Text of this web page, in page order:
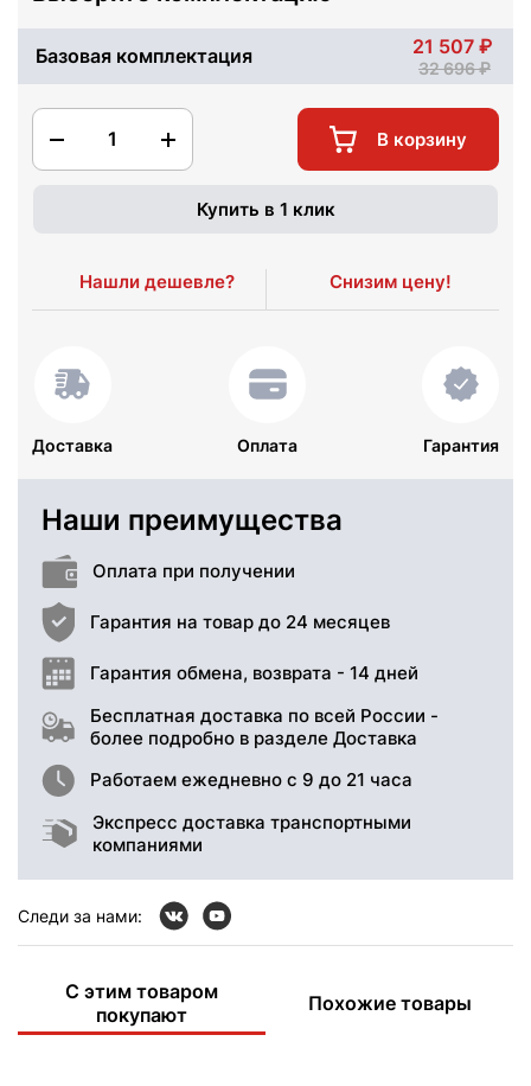
Базовая комплектация 21 507
32 696
1 В корзину
Купить в 1 клик
Нашли дешевле? Снизим цену!
Доставка Оплата Гарантия
Наши преимущества
Оплата при получении
Гарантия на товар до 24 месяцев
Гарантия обмена, возврата - 14 дней
Бесплатная доставка по всей России -
более подробно в разделе Доставка
Работаем ежедневно с 9 до 21 часа
Экспресс доставка транспортными
компаниями
Следи за нами:
С этим товаром
покупают
Похожие товары